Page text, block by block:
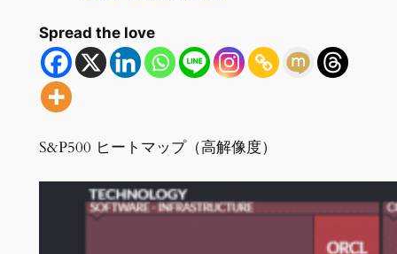
Spread the love
S&P500 ヒートマップ（高解像度）